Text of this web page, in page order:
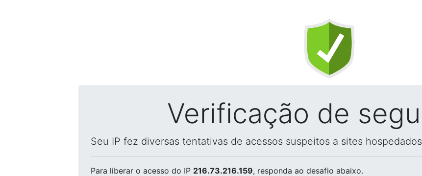
Verificação de
Seu IP fez diversas tentativas de acessos suspeitos a sites
Para liberar o acesso do IP 216.73.216.159, responda ao desafio abaixo.